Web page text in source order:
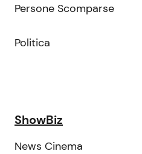
Persone Scomparse
Politica
ShowBiz
News Cinema